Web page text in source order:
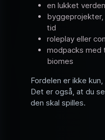
en lukket
tid
roleplay eller
modpacks med
biomes
Fordelen er ikke
Det er også, at du
den skal spilles.